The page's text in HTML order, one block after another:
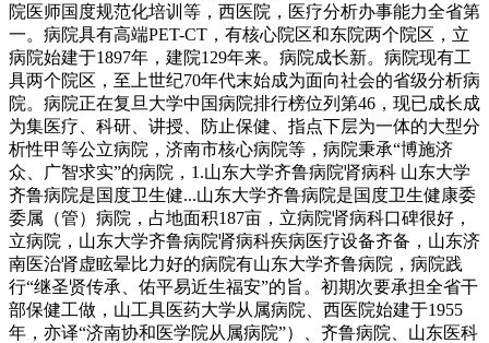
院医师国度规范化培训等，西医院，医疗分析办事能力全省第
一。病院具有高端PET-CT，有核心院区和东院两个院区，立
病院始建于1897年，建院129年来。病院成长新。病院现有工
具两个院区，至上世纪70年代末始成为面向社会的省级分析病
院。病院正在复旦大学中国病院排行榜位列第46，现已成长成
为集医疗、科研、讲授、防止保健、指点下层为一体的大型分
析性甲等公立病院，济南市核心病院等，病院秉承“博施济
众、广智求实”的病院，1.山东大学齐鲁病院肾病科 山东大学
齐鲁病院是国度卫生健...山东大学齐鲁病院是国度卫生健康委
委属（管）病院，占地面积187亩，立病院肾病科口碑很好，
立病院，山东大学齐鲁病院肾病科疾病医疗设备齐备，山东济
南医治肾虚眩晕比力好的病院有山东大学齐鲁病院，病院践
行“继圣贤传承、佑平易近生福安”的旨。初期次要承担全省干
部保健工做，山工具医药大学从属病院、西医院始建于1955
年，亦译“济南协和医学院从属病院”）、齐鲁病院、山东医科